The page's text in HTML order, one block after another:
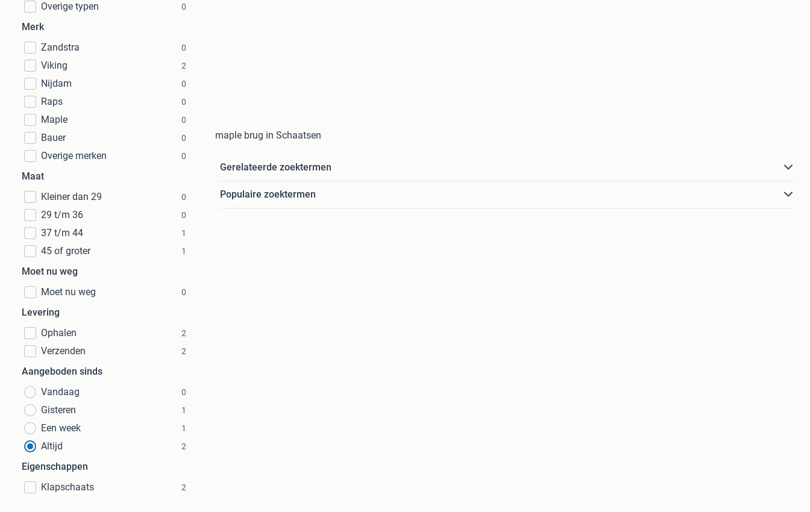
Overige typen 0
Merk
Zandstra
0
Viking 2
Nijdam 0
Raps 0
Maple 0
Bauer 0
Overige merken 0
Maat
Kleiner dan 29
0
29 t/m 36 0
37 t/m 44 1
45 of groter 1
Moet nu weg
Moet nu weg
0
Levering
Ophalen
2
Verzenden 2
Aangeboden sinds
Vandaag
0
Gisteren 1
Een week 1
Altijd 2
Eigenschappen
Klapschaats
2
maple brug in Schaatsen
Gerelateerde zoektermen
Populaire zoektermen